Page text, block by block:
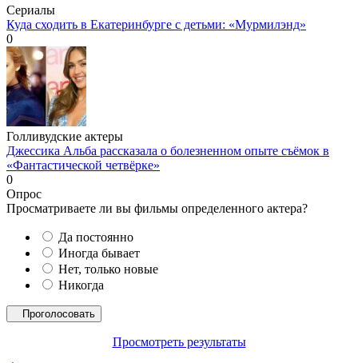
Сериалы
Куда сходить в Екатеринбурге с детьми: «Мурмилэнд»
0
Голливудские актеры
Джессика Альба рассказала о болезненном опыте съёмок в
«Фантастической четвёрке»
0
Опрос
Просматриваете ли вы фильмы определенного актера?
Да постоянно
Иногда бывает
Нет, только новые
Никогда
Просмотреть результаты